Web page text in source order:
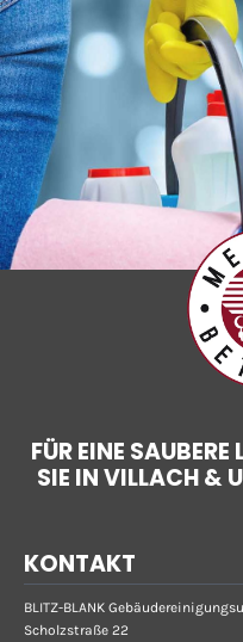
FÜR EINE
SIE IN VILLACH &
KONTAKT
BLITZ-BLANK
Scholzstraße 22